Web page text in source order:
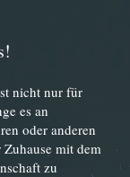
nicht nur für
es an
oder anderen
mit dem
zu